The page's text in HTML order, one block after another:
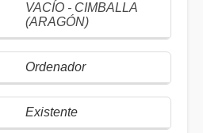
VACÍO - CIMBALLA
(ARAGÓN)
Ordenador
Existente